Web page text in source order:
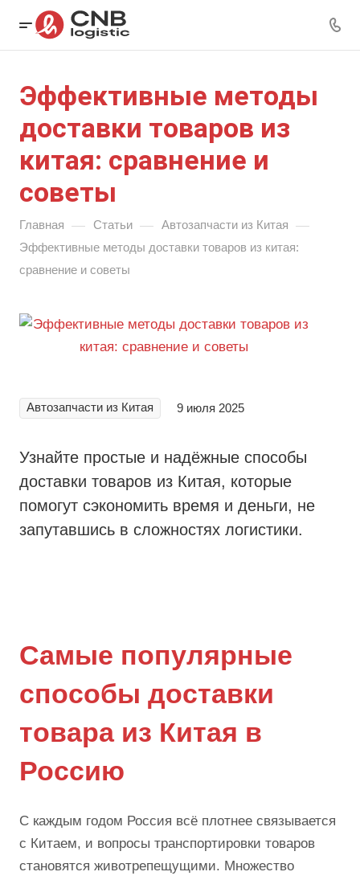
Эффективные методы
доставки товаров из
китая: сравнение и
советы
Главная — Статьи — Автозапчасти из Китая —
Эффективные методы доставки товаров из китая:
сравнение и советы
Автозапчасти из Китая 9 июля 2025
Узнайте простые и надёжные способы
доставки товаров из Китая, которые
помогут сэкономить время и деньги, не
запутавшись в сложностях логистики.
Самые популярные
способы доставки
товара из Китая в
Россию
С каждым годом Россия всё плотнее связывается
с Китаем, и вопросы транспортировки товаров
становятся животрепещущими. Множество